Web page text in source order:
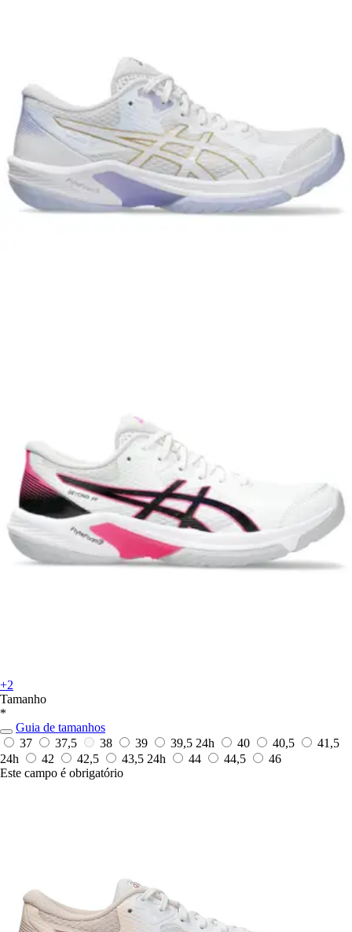
+2
Tamanho
*
Guia de tamanhos
37
37,5 38 39 39,5 24h 40 40,5
41,5
24h
42 42,5 43,5 24h 44 44,5
46
Este campo é obrigatório